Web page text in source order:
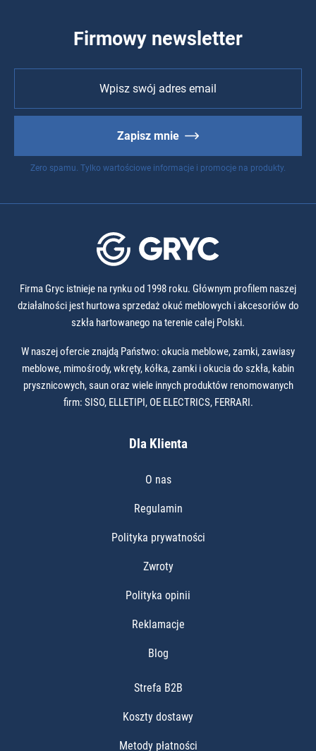
Firmowy newsletter
Zapisz mnie
Zero spamu. Tylko wartościowe informacje i promocje na produkty.
Firma Gryc istnieje na rynku od 1998 roku. Głównym profilem naszej
działalności jest hurtowa sprzedaż okuć meblowych i akcesoriów do
szkła hartowanego na terenie całej Polski.
W naszej ofercie znajdą Państwo: okucia meblowe, zamki, zawiasy
meblowe, mimośrody, wkręty, kółka, zamki i okucia do szkła, kabin
prysznicowych, saun oraz wiele innych produktów renomowanych
firm: SISO, ELLETIPI, OE ELECTRICS, FERRARI.
Dla Klienta
O nas
Regulamin
Polityka prywatności
Zwroty
Polityka opinii
Reklamacje
Blog
Strefa B2B
Koszty dostawy
Metody płatności